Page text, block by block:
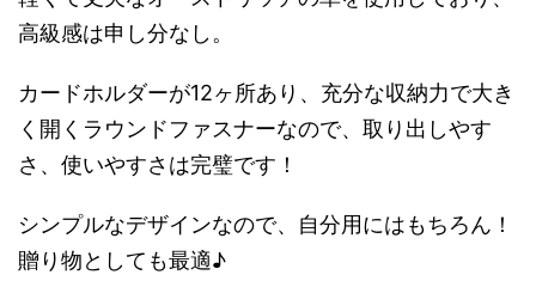
高級感は申し分なし。
カードホルダーが12ヶ所あり、充分な収納力で大き
く開くラウンドファスナーなので、取り出しやす
さ、使いやすさは完璧です！
シンプルなデザインなので、自分用にはもちろん！
贈り物としても最適♪